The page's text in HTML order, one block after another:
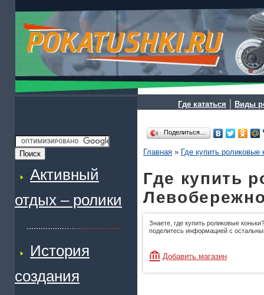
Где кататься | Виды
Активный
отдых – ролики
История
создания
Поделиться…
Главная » Где купить роликовые
Где купить
Знаете, где купить роликовые
поделитесь информацией с
Добавить магазин